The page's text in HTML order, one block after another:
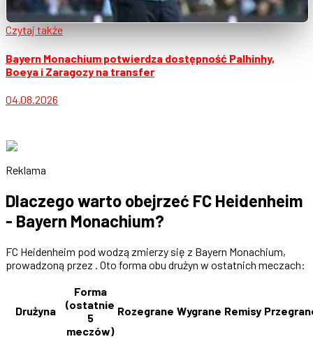
Czytaj także
Bayern Monachium potwierdza dostępność Palhinhy,
Boeya i Zaragozy na transfer
04.08.2026
Reklama
Dlaczego warto obejrzeć FC Heidenheim
- Bayern Monachium?
FC Heidenheim pod wodzą zmierzy się z Bayern Monachium,
prowadzoną przez . Oto forma obu drużyn w ostatnich meczach:
Drużyna
Forma
(ostatnie
5
meczów)
Rozegrane Wygrane Remisy